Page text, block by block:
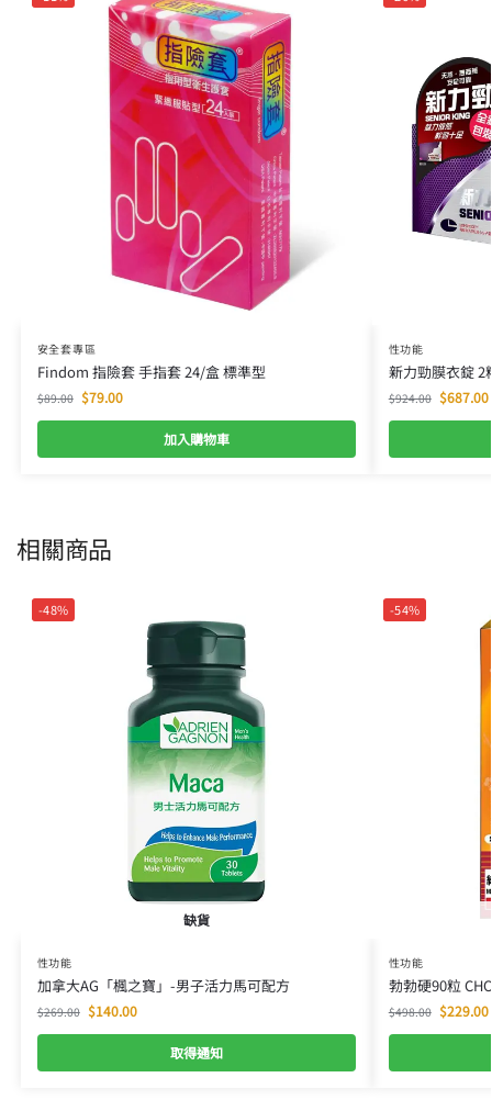
安全套專區
Findom 指險套 手指套 24/盒 標準型
$89.00 $79.00
加入購物車
性功能
新力勁膜衣錠 2
$924.00 $687.00
相關商品
-48%
缺貨
性功能
加拿大AG「楓之寶」-男子活力馬可配方
$269.00 $140.00
取得通知
-54%
性功能
勃勃硬90粒
$498.00 $229.00